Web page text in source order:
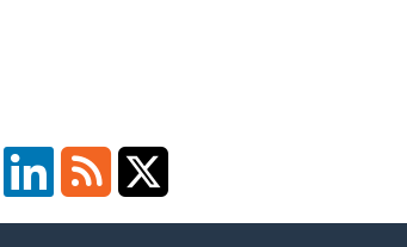
FacebookLinkedInRSS